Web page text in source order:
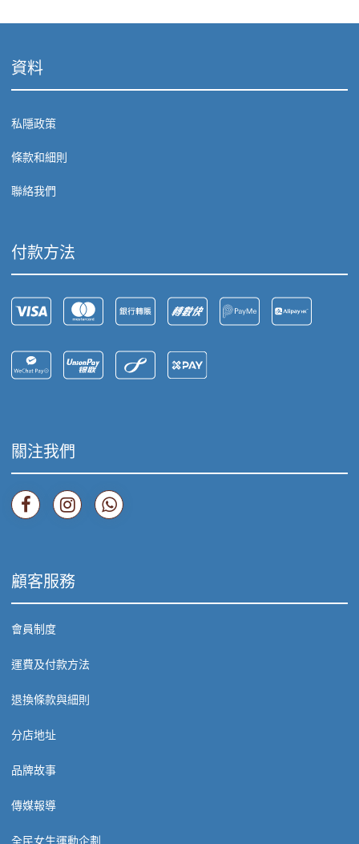
資料
私隱政策
條款和細則
聯絡我們
付款方法
關注我們
顧客服務
會員制度
運費及付款方法
退換條款與細則
分店地址
品牌故事
傳媒報導